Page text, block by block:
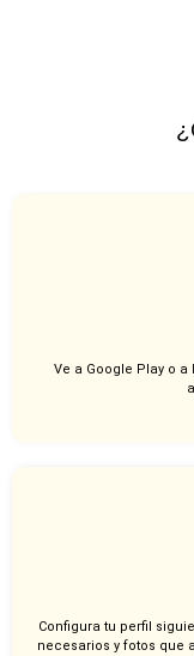
Ve a Google Play o
Configura tu perfil
necesarios y fotos que